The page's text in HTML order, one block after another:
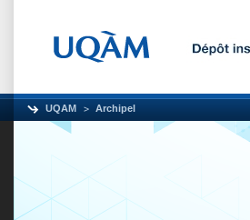
UQAM Archipel